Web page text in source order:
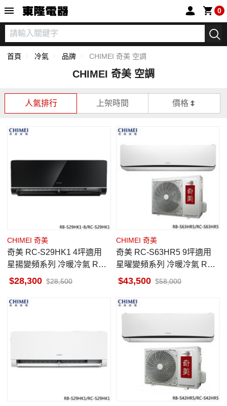
0
首頁 冷氣 品牌 CHIMEI 奇美 空調
CHIMEI 奇美 空調
人氣排行 上架時間 價格
CHIMEI 奇美
奇美 RC-S29HK1 4坪適用
星揚變頻系列 冷暖冷氣 RB-
S29HK1-B
28,300 28,500
CHIMEI 奇美
奇美 RC-S63HR5 9坪適用
星曜變頻系列 冷暖冷氣 RB-
S63HR5 送電動牙刷
43,500 58,000